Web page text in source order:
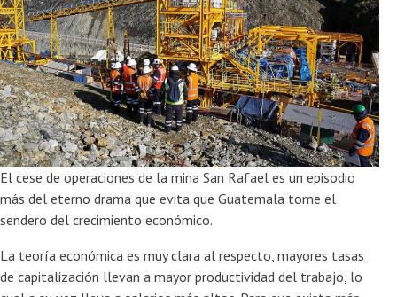
El cese de operaciones de la mina San Rafael es un episodio
más del eterno drama que evita que Guatemala tome el
sendero del crecimiento económico.
La teoría económica es muy clara al respecto, mayores tasas
de capitalización llevan a mayor productividad del trabajo, lo